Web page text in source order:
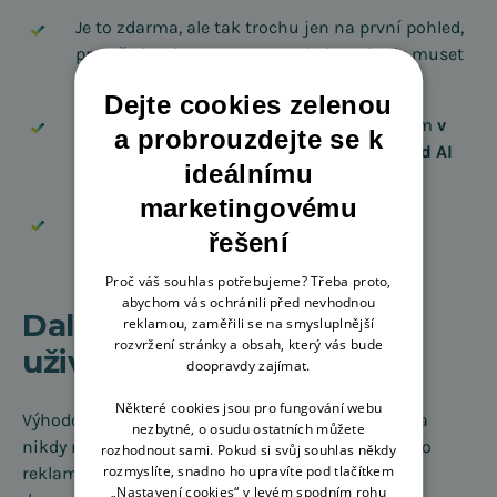
Je to zdarma, ale tak trochu jen na první pohled,
protože implementace protokolu se bude muset
zaplatit.
našeho výzkumu z května 2025 zatím v
používání vedou klasické vyhledávače před AI
Platební brána Stripe, která je zatím jediná
kompatibilní, má v ČR vyšší poplatky.
Další benefity i obavy
uživatelů
Výhodou je dostupnost 24/7, chatbot se neunaví a
nikdy nebude nepříjemný. Hlavně to nepůsobí jako
reklama. Chatbot si s vámi bude povídat a poté
Dejte cookies zelenou
a probrouzdejte se k
ideálnímu
marketingovému
řešení
Proč váš souhlas potřebujeme? Třeba proto,
abychom vás ochránili před nevhodnou
reklamou, zaměřili se na smysluplnější
rozvržení stránky a obsah, který vás bude
doopravdy zajímat.
Některé cookies jsou pro fungování webu
nezbytné, o osudu ostatních můžete
rozhodnout sami. Pokud si svůj souhlas někdy
rozmyslíte, snadno ho upravíte pod tlačítkem
„Nastavení cookies“ v levém spodním rohu